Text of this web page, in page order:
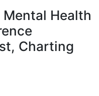
Mental Health
Charting